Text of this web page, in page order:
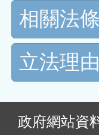
相關法條
立法理由
政府網站資